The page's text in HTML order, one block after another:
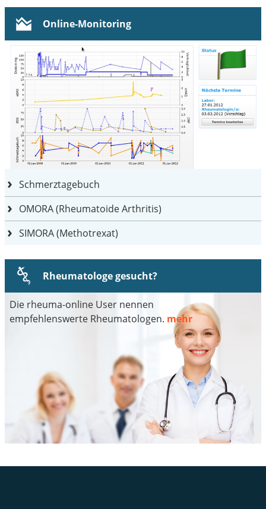
Online-Monitoring
Schmerztagebuch
OMORA (Rheumatoide Arthritis)
SIMORA (Methotrexat)
Rheumatologe gesucht?
Die rheuma-online User nennen
empfehlenswerte Rheumatologen. mehr